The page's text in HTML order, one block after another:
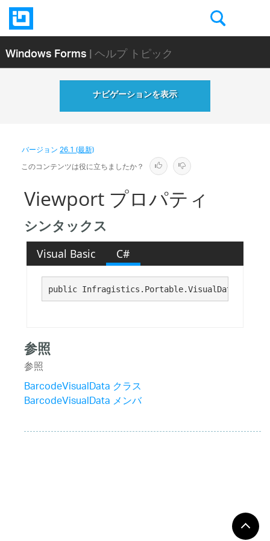
Windows Forms| ヘルプ トピック
ナビゲーションを表示
バージョン26.1 (最新)
このコンテンツは役に立ちましたか？
Viewport プロパティ
シンタックス
Visual Basic C#
public
参照
参照
BarcodeVisualData クラス
BarcodeVisualData メンバ